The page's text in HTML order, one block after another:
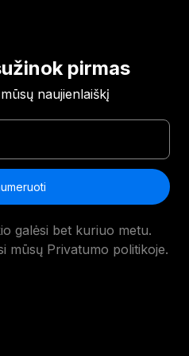
pirmas
naujienlaiškį
galėsi bet kuriuo metu.
mūsų Privatumo politikoje.